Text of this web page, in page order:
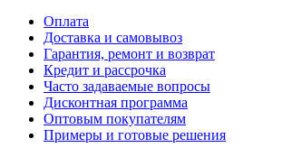
Оплата
Доставка и самовывоз
Гарантия, ремонт и возврат
Кредит и рассрочка
Часто задаваемые вопросы
Дисконтная программа
Оптовым покупателям
Примеры и готовые решения